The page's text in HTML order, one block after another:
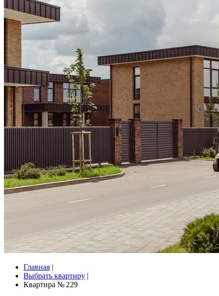
Главная |
Выбрать квартиру |
Квартира № 229